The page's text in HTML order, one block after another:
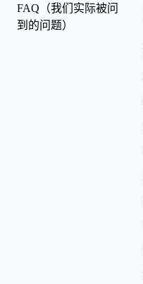
FAQ（我们实际被问
到的问题）